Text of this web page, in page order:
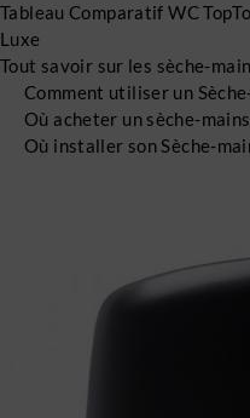
Tableau Comparatif WC
Luxe
Tout savoir sur les sèche-
Comment utiliser un
Où acheter un sèche-
Où installer son Sèche-